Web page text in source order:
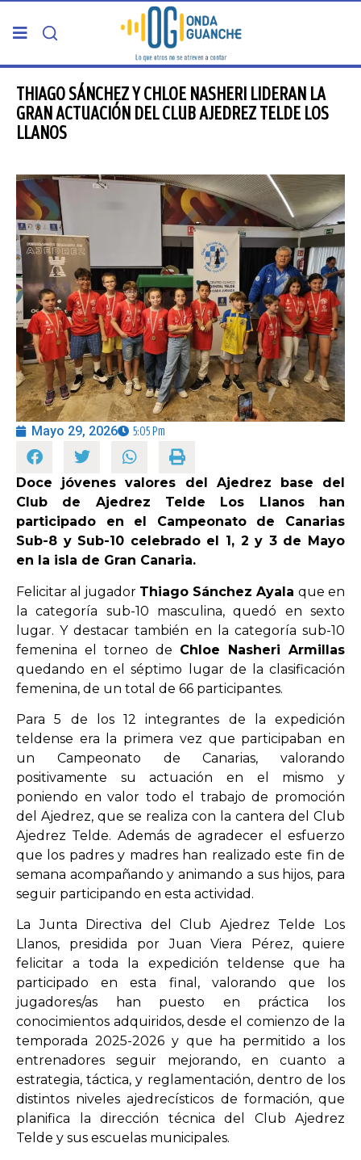
PORTADA
TELDE
GRAN CANARIA
CANARIAS
5ª COLUMNA
CARTAS DEL DIRECTOR
ENTREVISTAS
OPINIÓN
PROGRAMAS
THIAGO SÁNCHEZ Y CHLOE NASHERI LIDERAN LA
GRAN ACTUACIÓN DEL CLUB AJEDREZ TELDE LOS
LLANOS
Mayo 29, 2026 5:05 Pm
Doce jóvenes valores del Ajedrez base del
Club de Ajedrez Telde Los Llanos han
participado en el Campeonato de Canarias
Sub-8 y Sub-10 celebrado el 1, 2 y 3 de Mayo
en la isla de Gran Canaria.
Felicitar al jugador Thiago Sánchez Ayala que en
la categoría sub-10 masculina, quedó en sexto
lugar. Y destacar también en la categoría sub-10
femenina el torneo de Chloe Nasheri Armillas
quedando en el séptimo lugar de la clasificación
femenina, de un total de 66 participantes.
Para 5 de los 12 integrantes de la expedición
teldense era la primera vez que participaban en
un Campeonato de Canarias, valorando
positivamente su actuación en el mismo y
poniendo en valor todo el trabajo de promoción
del Ajedrez, que se realiza con la cantera del Club
Ajedrez Telde. Además de agradecer el esfuerzo
que los padres y madres han realizado este fin de
semana acompañando y animando a sus hijos, para
seguir participando en esta actividad.
La Junta Directiva del Club Ajedrez Telde Los
Llanos, presidida por Juan Viera Pérez, quiere
felicitar a toda la expedición teldense que ha
participado en esta final, valorando que los
jugadores/as han puesto en práctica los
conocimientos adquiridos, desde el comienzo de la
temporada 2025-2026 y que ha permitido a los
entrenadores seguir mejorando, en cuanto a
estrategia, táctica, y reglamentación, dentro de los
distintos niveles ajedrecísticos de formación, que
planifica la dirección técnica del Club Ajedrez
Telde y sus escuelas municipales.